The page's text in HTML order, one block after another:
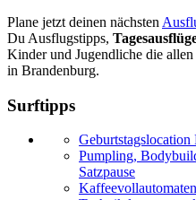
Plane jetzt deinen nächsten
Du Ausflugstipps,
Kinder und Jugendliche die
in Brandenburg.
Surftipps
Geburtstagslocation
Pumpling,
Satzpause